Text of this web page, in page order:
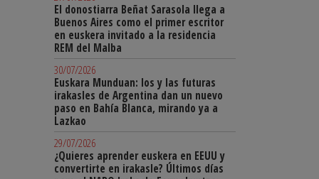
El donostiarra Beñat Sarasola llega a
Buenos Aires como el primer escritor
en euskera invitado a la residencia
REM del Malba
30/07/2026
Euskara Munduan: los y las futuras
irakasles de Argentina dan un nuevo
paso en Bahía Blanca, mirando ya a
Lazkao
29/07/2026
¿Quieres aprender euskera en EEUU y
convertirte en irakasle? Últimos días